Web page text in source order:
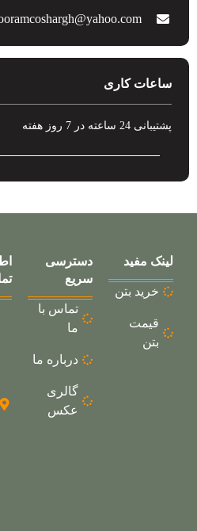
ساعات کاری
پشتیبانی 24 ساعته در 7 روز هفته
لینک مفید
خرید بتن
قیمت
بتن
دسترسی
سریع
تماس با
ما
درباره ما
گالری
عکس